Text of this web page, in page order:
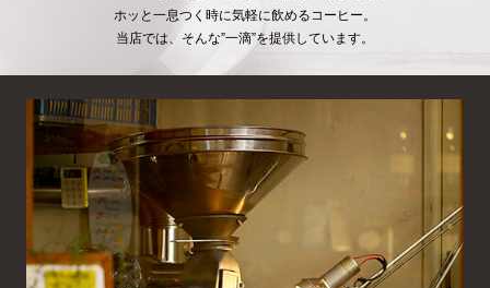
ホッと一息つく時に気軽に飲めるコーヒー。
当店では、そんな”一滴”を提供しています。